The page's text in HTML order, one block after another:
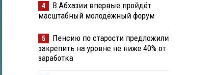
4
В Абхазии впервые пройдёт
масштабный молодёжный форум
5
Пенсию по старости предложили
закрепить на уровне не ниже 40% от
заработка